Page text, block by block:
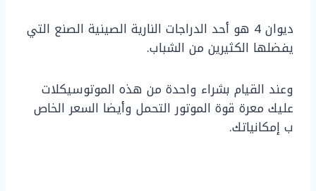
ديوان 4 هو أحد الدراجات النارية الصينية الصنع التي
يفضلها الكثيرين من الشباب.
وعند القيام بشراء واحدة من هذه الموتوسيكلات
عليك معرة قوة الموتور التحمل وأيضا السعر الخاص
ب إمكانياتك.